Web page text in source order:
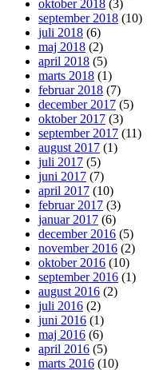
oktober 2018 (3)
september 2018 (10)
juli 2018 (6)
maj 2018 (2)
april 2018 (5)
marts 2018 (1)
februar 2018 (7)
december 2017 (5)
oktober 2017 (3)
september 2017 (11)
august 2017 (1)
juli 2017 (5)
juni 2017 (7)
april 2017 (10)
februar 2017 (3)
januar 2017 (6)
december 2016 (5)
november 2016 (2)
oktober 2016 (10)
september 2016 (1)
august 2016 (2)
juli 2016 (2)
juni 2016 (1)
maj 2016 (6)
april 2016 (5)
marts 2016 (10)